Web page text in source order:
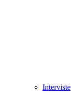
Interviste